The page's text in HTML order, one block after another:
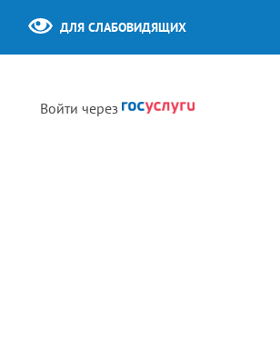
ДЛЯ СЛАБОВИДЯЩИХ
Войти через